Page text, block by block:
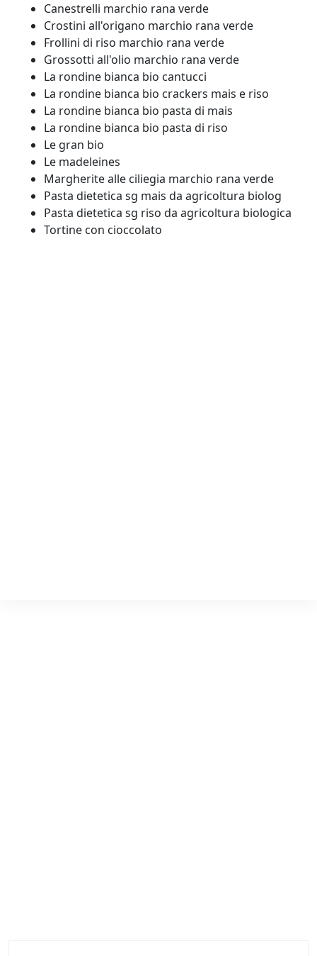
Canestrelli marchio rana verde
Crostini all'origano marchio rana verde
Frollini di riso marchio rana verde
Grossotti all'olio marchio rana verde
La rondine bianca bio cantucci
La rondine bianca bio crackers mais e riso
La rondine bianca bio pasta di mais
La rondine bianca bio pasta di riso
Le gran bio
Le madeleines
Margherite alle ciliegia marchio rana verde
Pasta dietetica sg mais da agricoltura biolog
Pasta dietetica sg riso da agricoltura biologica
Tortine con cioccolato